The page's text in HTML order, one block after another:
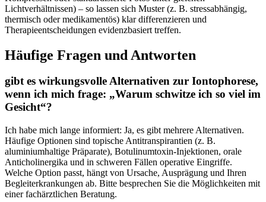
Lichtverhältnissen) – ​so ⁣lassen sich Muster (z. B. stressabhängig,
⁣thermisch oder medikamentös) klar differenzieren und
Therapieentscheidungen evidenzbasiert ‌treffen.
Häufige Fragen und Antworten
gibt es⁢ wirkungsvolle Alternativen zur Iontophorese,
wenn ‍ich‍ mich frage:‌ „Warum schwitze ⁤ich so viel im
Gesicht“?
Ich habe⁤ mich lange⁤ informiert:‌ Ja, es gibt mehrere Alternativen.
Häufige ​Optionen ⁣sind topische Antitranspirantien (z. B.
aluminiumhaltige Präparate), Botulinumtoxin‑Injektionen, orale​
Anticholinergika und in schweren Fällen operative‌ Eingriffe.‌
Welche Option passt, hängt ⁣von Ursache, Ausprägung und Ihren
Begleiterkrankungen ab. Bitte besprechen‌ Sie die Möglichkeiten mit
einer fachärztlichen Beratung.